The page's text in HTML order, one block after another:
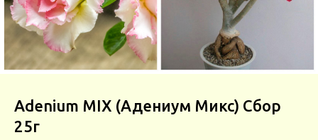
Adenium MIX (Адениум Микс) Сбор
25г